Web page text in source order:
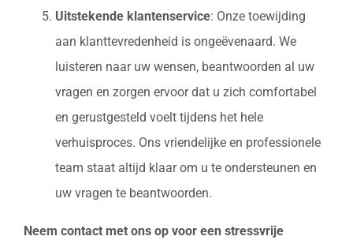
Uitstekende klantenservice: Onze toewijding
aan klanttevredenheid is ongeëvenaard. We
luisteren naar uw wensen, beantwoorden al uw
vragen en zorgen ervoor dat u zich comfortabel
en gerustgesteld voelt tijdens het hele
verhuisproces. Ons vriendelijke en professionele
team staat altijd klaar om u te ondersteunen en
uw vragen te beantwoorden.
Neem contact met ons op voor een stressvrije